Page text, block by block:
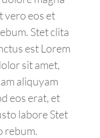
vero eos et
Stet clita
est Lorem
sit amet,
aliquyam
eos erat, et
labore Stet
rebum.